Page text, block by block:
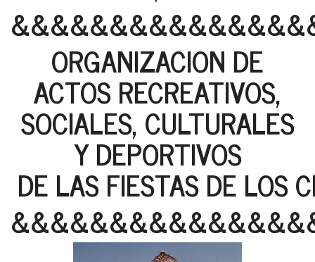
ORGANIZACION DE
ACTOS RECREATIVOS,
SOCIALES, CULTURALES
Y DEPORTIVOS
DE LAS FIESTAS DE LOS